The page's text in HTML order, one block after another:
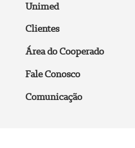
Unimed
Clientes
Área do Cooperado
Fale Conosco
Comunicação